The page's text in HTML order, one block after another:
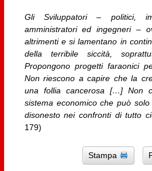
Gli Sviluppatori – politici,
amministratori ed ingegneri –
altrimenti e si lamentano in
della terribile siccità,
Propongono progetti faraonici
Non riescono a capire che la
una follia cancerosa […] Non
sistema economico che può
disonesto nei confronti di tutto
179)
Stampa